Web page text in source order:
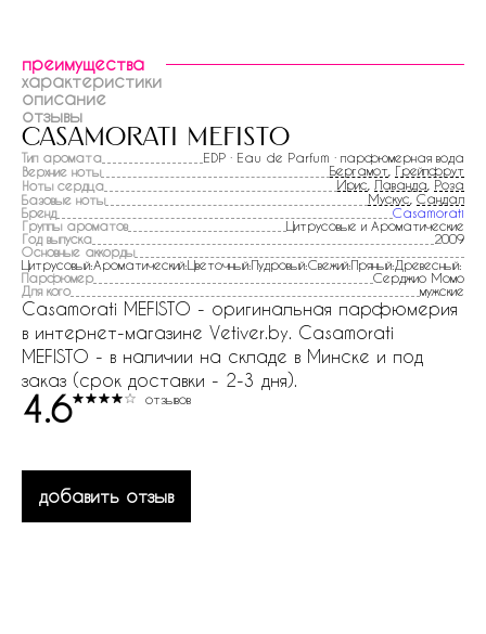
преимущества
характеристики
описание
отзывы
casamorati mefisto
Тип аромата
EDP · Eau de Parfum · парфюмерная вода
Верхние ноты
Бергамот Грейпфрут
Ноты сердца
Ирис Лаванда Роза
Базовые ноты
Мускус Сандал
Бренд
Casamorati
Группы ароматов
Цитрусовые и Ароматические
Год выпуска
2009
Основные аккорды
Цитрусовый:Ароматический:Цветочный:Пудровый:Свежий:Пряный:Древесный:
Парфюмер
Серджио Момо
Для кого
мужские
Casamorati MEFISTO - оригинальная парфюмерия
в интернет-магазине Vetiver.by. Casamorati
MEFISTO - в наличии на складе в Минске и под
заказ (срок доставки - 2-3 дня).
4.6 отзывов
добавить отзыв